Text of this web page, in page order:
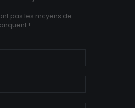
pas les moyens de
!